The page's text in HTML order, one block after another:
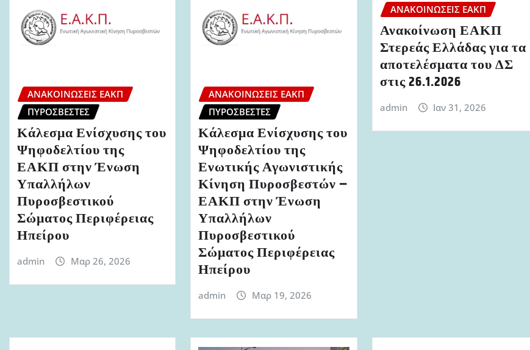
ΑΝΑΚΟΙΝΏΣΕΙΣ ΕΑΚΠ
ΠΥΡΟΣΒΈΣΤΕΣ
Κάλεσμα Ενίσχυσης του
Ψηφοδελτίου της
ΕΑΚΠ στην Ένωση
Υπαλλήλων
Πυροσβεστικού
Σώματος Περιφέρειας
Ηπείρου
admin Μαρ 26, 2026
ΑΝΑΚΟΙΝΏΣΕΙΣ ΕΑΚΠ
ΠΥΡΟΣΒΈΣΤΕΣ
Κάλεσμα Ενίσχυσης του
Ψηφοδελτίου της
Ενωτικής Αγωνιστικής
Κίνηση Πυροσβεστών –
ΕΑΚΠ στην Ένωση
Υπαλλήλων
Πυροσβεστικού
Σώματος Περιφέρειας
Ηπείρου
admin Μαρ 19, 2026
ΑΝΑΚΟΙΝΏΣΕΙΣ ΕΑΚΠ
Ανακοίνωση ΕΑΚΠ
Στερεάς Ελλάδας για τα
αποτελέσματα του ΔΣ
στις 26.1.2026
admin Ιαν 31, 2026